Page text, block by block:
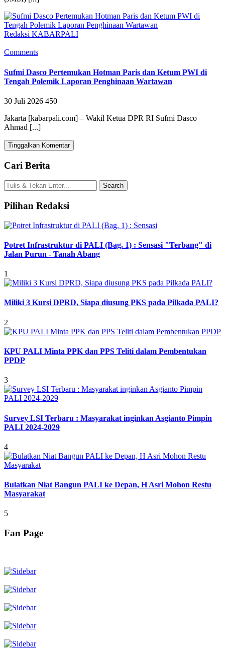
Redaksi KABARPALI
Comments
Sufmi Dasco Pertemukan Hotman Paris dan Ketum PWI di
Tengah Polemik Laporan Penghinaan Wartawan
30 Juli 2026 450
Jakarta [kabarpali.com] – Wakil Ketua DPR RI Sufmi Dasco
Ahmad [...]
Tinggalkan Komentar
Cari Berita
Pilihan Redaksi
Potret Infrastruktur di PALI (Bag. 1) : Sensasi "Terbang" di
Jalan Purun - Tanah Abang
1
Miliki 3 Kursi DPRD, Siapa diusung PKS pada Pilkada PALI?
2
KPU PALI Minta PPK dan PPS Teliti dalam Pembentukan
PPDP
3
Survey LSI Terbaru : Masyarakat inginkan Asgianto Pimpin
PALI 2024-2029
4
Bulatkan Niat Bangun PALI ke Depan, H Asri Mohon Restu
Masyarakat
5
Fan Page